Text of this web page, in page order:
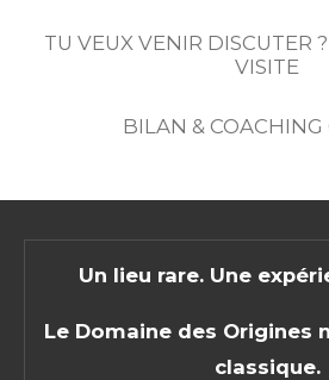
TU VEUX VENIR DISCUTER
VISITE
BILAN & COACHING
Un lieu rare. Une
Le Domaine des Origines
classique.